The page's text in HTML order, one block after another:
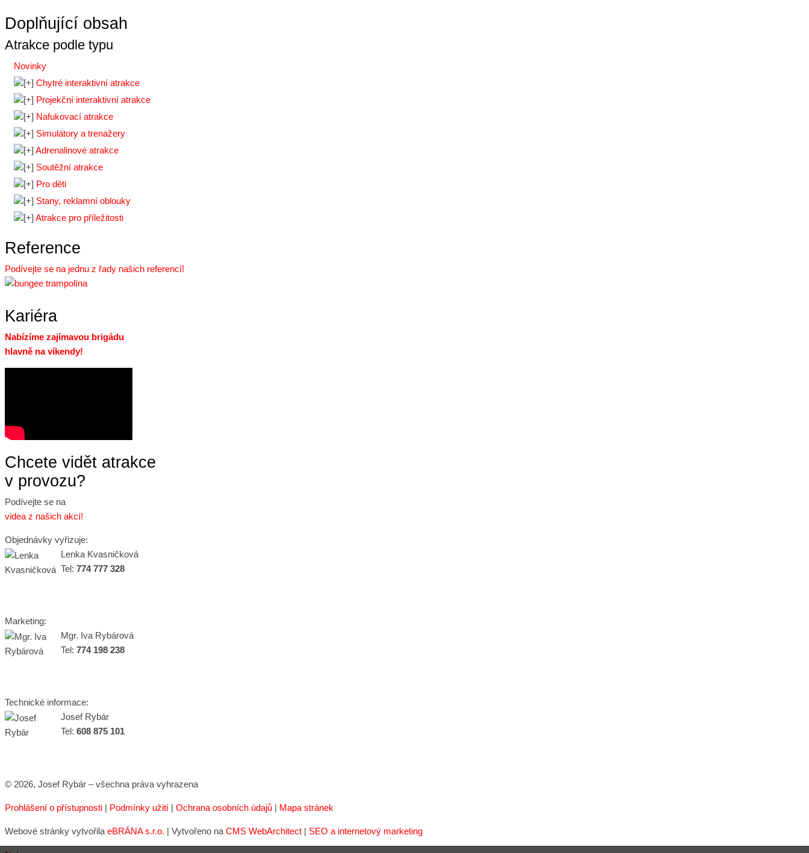
Doplňující obsah
Atrakce podle typu
Novinky
Chytré interaktivní atrakce
Projekční interaktivní atrakce
Nafukovací atrakce
Simulátory a trenažery
Adrenalinové atrakce
Soutěžní atrakce
Pro děti
Stany, reklamní oblouky
Atrakce pro příležitosti
Reference
Podívejte se na jednu z řady našich referencí!
Kariéra
Nabízíme zajímavou brigádu
hlavně na víkendy!
Chcete vidět atrakce
v provozu?
Podívejte se na
videa z našich akcí!
Objednávky vyřizuje:
Lenka Kvasničková
Tel: 774 777 328
Marketing:
Mgr. Iva Rybárová
Tel: 774 198 238
Technické informace:
Josef Rybár
Tel: 608 875 101
© 2026, Josef Rybár – všechna práva vyhrazena
Prohlášení o přístupnosti | Podmínky užití | Ochrana osobních údajů | Mapa stránek
Webové stránky vytvořila eBRÁNA s.r.o. | Vytvořeno na CMS WebArchitect | SEO a internetový marketing